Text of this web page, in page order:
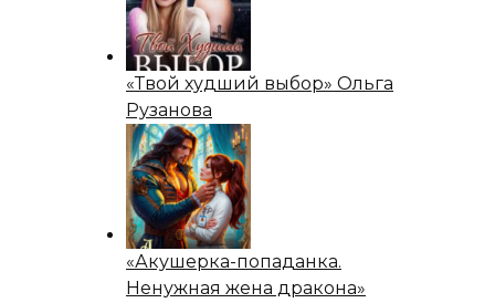
«Твой худший выбор» Ольга
Рузанова
«Акушерка-попаданка.
Ненужная жена дракона»